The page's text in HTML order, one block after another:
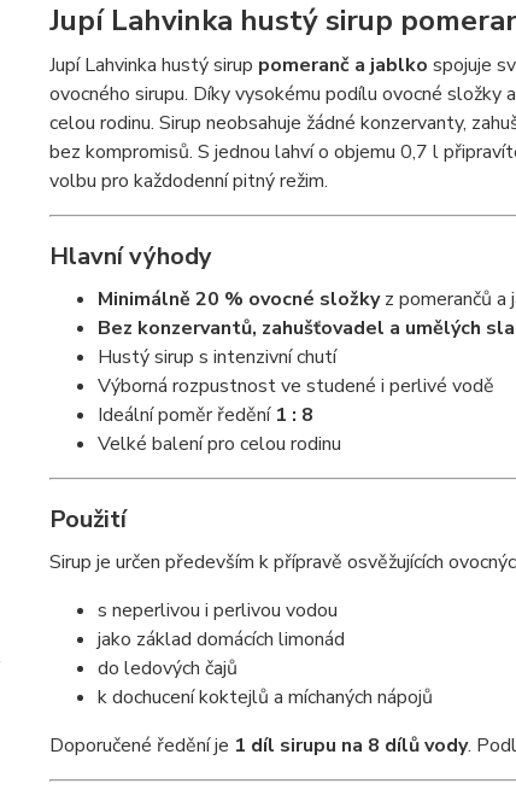
Jupí Lahvinka hustý sirup
Jupí Lahvinka hustý sirup pomeranč a jablko spojuje
ovocného sirupu. Díky vysokému podílu ovocné
celou rodinu. Sirup neobsahuje žádné konzervanty,
bez kompromisů. S jednou lahví o objemu 0,7 l
volbu pro každodenní pitný režim.
Hlavní výhody
Minimálně 20 % ovocné složkyz pomerančů a
Bez konzervantů, zahušťovadel a umělých
Hustý sirup s intenzivní chutí
Výborná rozpustnost ve studené i perlivé vodě
Ideální poměr ředění 1 : 8
Velké balení pro celou rodinu
Použití
Sirup je určen především k přípravě osvěžujících
s neperlivou i perlivou vodou
jako základ domácích limonád
do ledových čajů
k dochucení koktejlů a míchaných nápojů
Doporučené ředění je 1 díl sirupu na 8 dílů vody.